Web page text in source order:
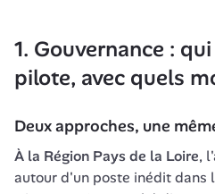
1. Gouvernance :
pilote, avec quels
Deux approches, une
À la Région Pays de la Loire,
autour d'un poste inédit dans